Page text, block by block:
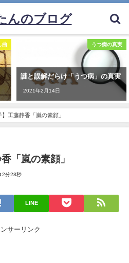
んのブログ
曲 うつ病の真実
謎と誤解だらけ「うつ病」の真実
2021年2月14日
】工藤静香「嵐の素顔」
「嵐の素顔」
2分28秒
LINE
サーリンク